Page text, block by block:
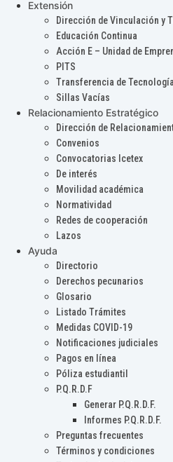
Extensión
Dirección de Vinculación y
Educación Continua
Acción E – Unidad de
PITS
Transferencia de Tecnología
Sillas Vacías
Relacionamiento Estratégico
Dirección de
Convenios
Convocatorias Icetex
De interés
Movilidad académica
Normatividad
Redes de cooperación
Lazos
Ayuda
Directorio
Derechos pecunarios
Glosario
Listado Trámites
Medidas COVID-19
Notificaciones judiciales
Pagos en línea
Póliza estudiantil
P.Q.R.D.F
Generar P.Q.R.D.F.
Informes P.Q.R.D.F.
Preguntas frecuentes
Términos y condiciones